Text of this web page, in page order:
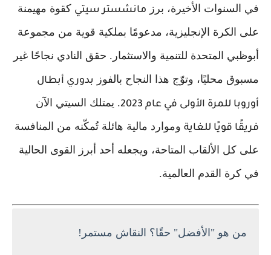
في السنوات الأخيرة، برز مانشستر سيتي كقوة مهيمنة
على الكرة الإنجليزية، مدعومًا بملكية قوية من مجموعة
أبوظبي المتحدة للتنمية والاستثمار. حقق النادي نجاحًا غير
مسبوق محليًا، وتوّج هذا النجاح بالفوز
بدوري أبطال
أوروبا للمرة الأولى في عام 2023 . يمتلك السيتي الآن
فريقًا قويًا للغاية وموارد مالية هائلة تُمكّنه من المنافسة
على كل الألقاب المتاحة، ويجعله أحد أبرز القوى الحالية
في كرة القدم العالمية.
من هو "الأفضل" حقًا؟ النقاش مستمر!